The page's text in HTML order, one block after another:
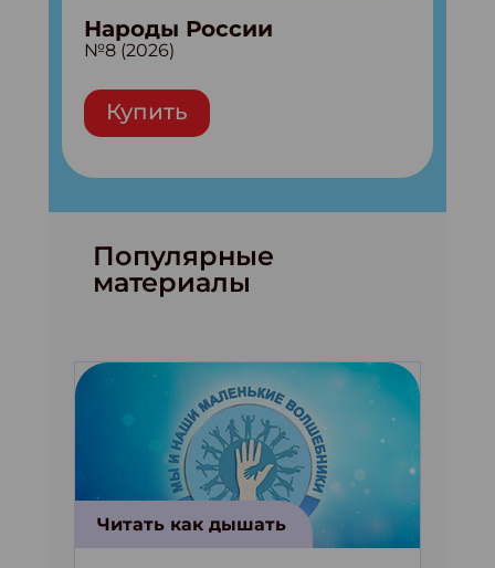
Народы России
№8 (2026)
Купить
Популярные
материалы
Читать как дышать